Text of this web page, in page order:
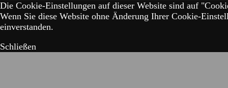
Die Cookie-Einstellungen auf dieser Website sind auf
Wenn Sie diese Website ohne Änderung Ihrer Cookie-
einverstanden.
Schließen